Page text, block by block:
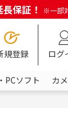
保証！ ※一部
規登録 ログ
PCソフト
カ